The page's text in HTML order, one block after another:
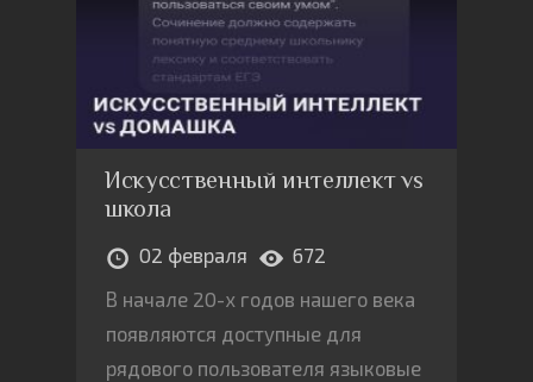
Искусственный интеллект vs
школа
02 февраля
672
В начале 20-х годов нашего века
появляются доступные для
рядового пользователя языковые